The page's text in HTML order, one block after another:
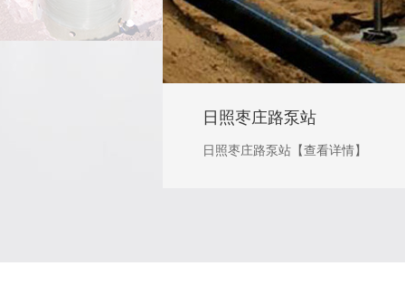
潍坊围滩河泵站
项目为3.8*7米，3.7*9米泵站两套